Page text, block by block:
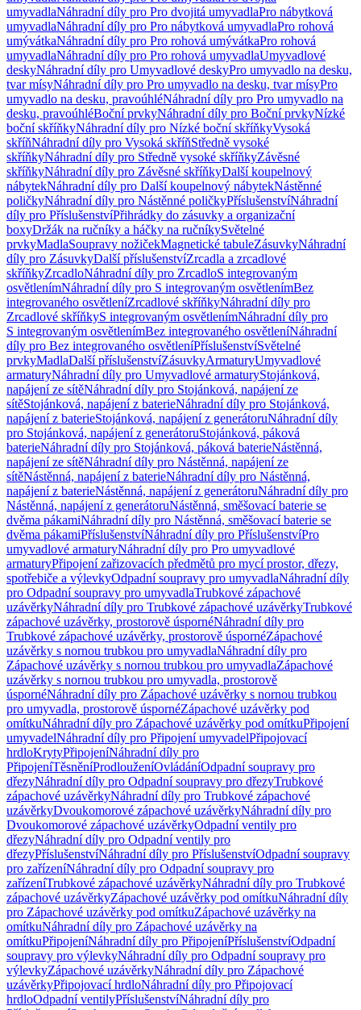
umyvadlaNáhradní díly pro Pro dvojitá umyvadlaPro nábytková
umyvadlaNáhradní díly pro Pro nábytková umyvadlaPro rohová
umývátkaNáhradní díly pro Pro rohová umývátkaPro rohová
umyvadlaNáhradní díly pro Pro rohová umyvadlaUmyvadlové
deskyNáhradní díly pro Umyvadlové deskyPro umyvadlo na desku,
tvar mísyNáhradní díly pro Pro umyvadlo na desku, tvar mísyPro
umyvadlo na desku, pravoúhléNáhradní díly pro Pro umyvadlo na
desku, pravoúhléBoční prvkyNáhradní díly pro Boční prvkyNízké
boční skříňkyNáhradní díly pro Nízké boční skříňkyVysoká
skříňNáhradní díly pro Vysoká skříňStředně vysoké
skříňkyNáhradní díly pro Středně vysoké skříňkyZávěsné
skříňkyNáhradní díly pro Závěsné skříňkyDalší koupelnový
nábytekNáhradní díly pro Další koupelnový nábytekNástěnné
poličkyNáhradní díly pro Nástěnné poličkyPříslušenstvíNáhradní
díly pro PříslušenstvíPřihrádky do zásuvky a organizační
boxyDržák na ručníky a háčky na ručníkySvětelné
prvkyMadlaSoupravy nožičekMagnetické tabuleZásuvkyNáhradní
díly pro ZásuvkyDalší příslušenstvíZrcadla a zrcadlové
skříňkyZrcadloNáhradní díly pro ZrcadloS integrovaným
osvětlenímNáhradní díly pro S integrovaným osvětlenímBez
integrovaného osvětleníZrcadlové skříňkyNáhradní díly pro
Zrcadlové skříňkyS integrovaným osvětlenímNáhradní díly pro
S integrovaným osvětlenímBez integrovaného osvětleníNáhradní
díly pro Bez integrovaného osvětleníPříslušenstvíSvětelné
prvkyMadlaDalší příslušenstvíZásuvkyArmaturyUmyvadlové
armaturyNáhradní díly pro Umyvadlové armaturyStojánková,
napájení ze sítěNáhradní díly pro Stojánková, napájení ze
sítěStojánková, napájení z baterieNáhradní díly pro Stojánková,
napájení z baterieStojánková, napájení z generátoruNáhradní díly
pro Stojánková, napájení z generátoruStojánková, páková
baterieNáhradní díly pro Stojánková, páková baterieNástěnná,
napájení ze sítěNáhradní díly pro Nástěnná, napájení ze
sítěNástěnná, napájení z baterieNáhradní díly pro Nástěnná,
napájení z baterieNástěnná, napájení z generátoruNáhradní díly pro
Nástěnná, napájení z generátoruNástěnná, směšovací baterie se
dvěma pákamiNáhradní díly pro Nástěnná, směšovací baterie se
dvěma pákamiPříslušenstvíNáhradní díly pro PříslušenstvíPro
umyvadlové armaturyNáhradní díly pro Pro umyvadlové
armaturyPřipojení zařizovacích předmětů pro mycí prostor, dřezy,
spotřebiče a výlevkyOdpadní soupravy pro umyvadlaNáhradní díly
pro Odpadní soupravy pro umyvadlaTrubkové zápachové
uzávěrkyNáhradní díly pro Trubkové zápachové uzávěrkyTrubkové
zápachové uzávěrky, prostorově úspornéNáhradní díly pro
Trubkové zápachové uzávěrky, prostorově úspornéZápachové
uzávěrky s nornou trubkou pro umyvadlaNáhradní díly pro
Zápachové uzávěrky s nornou trubkou pro umyvadlaZápachové
uzávěrky s nornou trubkou pro umyvadla, prostorově
úspornéNáhradní díly pro Zápachové uzávěrky s nornou trubkou
pro umyvadla, prostorově úspornéZápachové uzávěrky pod
omítkuNáhradní díly pro Zápachové uzávěrky pod omítkuPřipojení
umyvadelNáhradní díly pro Připojení umyvadelPřipojovací
hrdloKrytyPřipojeníNáhradní díly pro
PřipojeníTěsněníProdlouženíOvládáníOdpadní soupravy pro
dřezyNáhradní díly pro Odpadní soupravy pro dřezyTrubkové
zápachové uzávěrkyNáhradní díly pro Trubkové zápachové
uzávěrkyDvoukomorové zápachové uzávěrkyNáhradní díly pro
Dvoukomorové zápachové uzávěrkyOdpadní ventily pro
dřezyNáhradní díly pro Odpadní ventily pro
dřezyPříslušenstvíNáhradní díly pro PříslušenstvíOdpadní soupravy
pro zařízeníNáhradní díly pro Odpadní soupravy pro
zařízeníTrubkové zápachové uzávěrkyNáhradní díly pro Trubkové
zápachové uzávěrkyZápachové uzávěrky pod omítkuNáhradní díly
pro Zápachové uzávěrky pod omítkuZápachové uzávěrky na
omítkuNáhradní díly pro Zápachové uzávěrky na
omítkuPřipojeníNáhradní díly pro PřipojeníPříslušenstvíOdpadní
soupravy pro výlevkyNáhradní díly pro Odpadní soupravy pro
výlevkyZápachové uzávěrkyNáhradní díly pro Zápachové
uzávěrkyPřipojovací hrdloNáhradní díly pro Připojovací
hrdloOdpadní ventilyPříslušenstvíNáhradní díly pro